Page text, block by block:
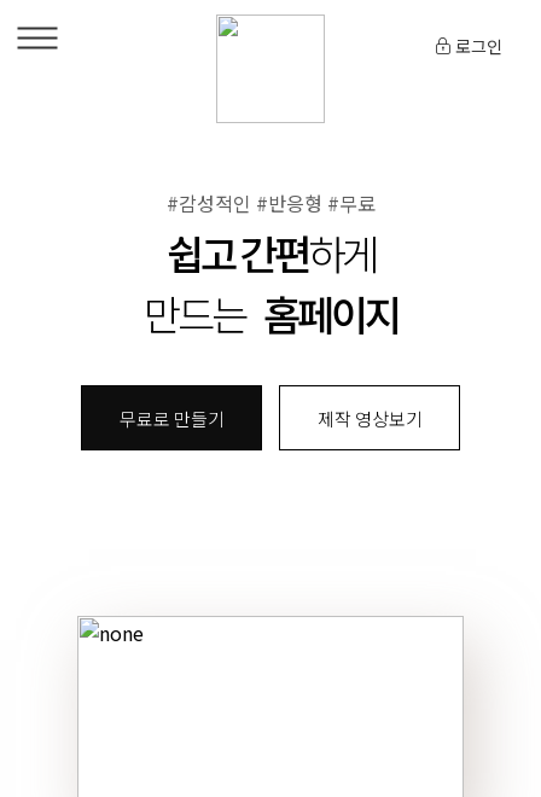
로그인
#감성적인 #반응형 #무료
쉽고 간편하게
만드는 홈페이지
무료로 만들기 제작 영상보기